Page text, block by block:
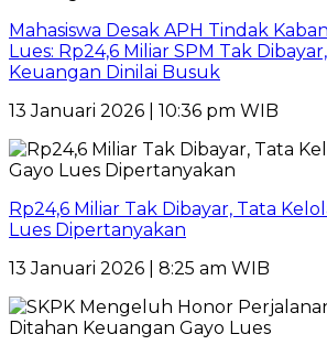
Mahasiswa Desak APH Tindak
Lues: Rp24,6 Miliar SPM Tak
Keuangan Dinilai Busuk
13 Januari 2026 | 10:36 pm WIB
Rp24,6 Miliar Tak Dibayar, Tata
Lues Dipertanyakan
13 Januari 2026 | 8:25 am WIB